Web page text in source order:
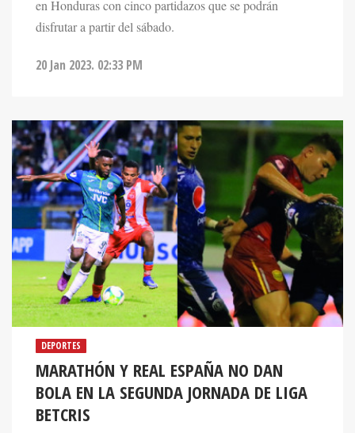
en Honduras con cinco partidazos que se podrán
disfrutar a partir del sábado.
20 Jan 2023. 02:33 PM
DEPORTES
MARATHÓN Y REAL ESPAÑA NO DAN
BOLA EN LA SEGUNDA JORNADA DE LIGA
BETCRIS